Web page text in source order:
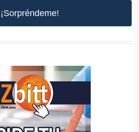
¡Sorpréndeme!